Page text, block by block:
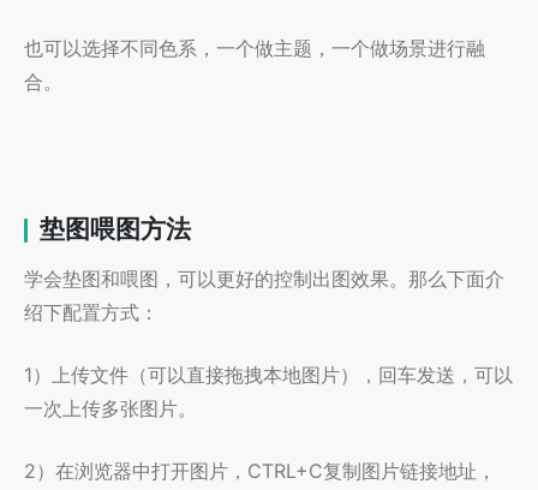
也可以选择不同色系，一个做主题，一个做场景进行融
合。
垫图喂图方法
学会垫图和喂图，可以更好的控制出图效果。那么下面介
绍下配置方式：
1）上传文件（可以直接拖拽本地图片），回车发送，可以
一次上传多张图片。
2）在浏览器中打开图片，CTRL+C复制图片链接地址，